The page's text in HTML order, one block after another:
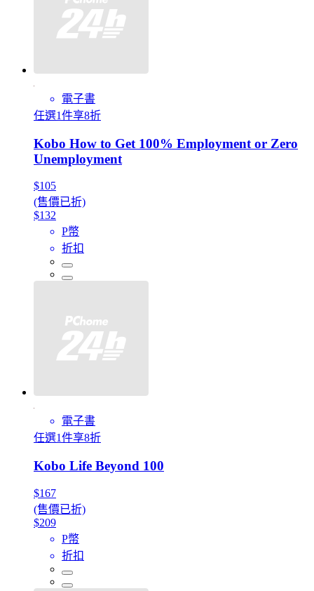
電子書
任選1件享8折
Kobo How to Get 100% Employment or Zero
Unemployment
$105
(售價已折)
$132
P幣
折扣
電子書
任選1件享8折
Kobo Life Beyond 100
$167
(售價已折)
$209
P幣
折扣